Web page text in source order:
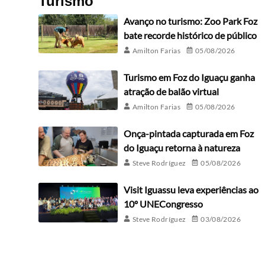
Avanço no turismo: Zoo Park Foz
bate recorde histórico de público
Amilton Farias 05/08/2026
Turismo em Foz do Iguaçu ganha
atração de balão virtual
Amilton Farias 05/08/2026
Onça-pintada capturada em Foz
do Iguaçu retorna à natureza
Steve Rodríguez 05/08/2026
Visit Iguassu leva experiências ao
10º UNECongresso
Steve Rodríguez 03/08/2026